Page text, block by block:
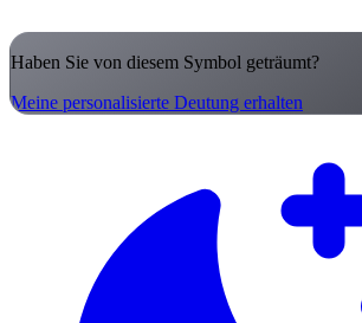
Haben Sie von diesem Symbol geträumt?
Meine personalisierte Deutung erhalten